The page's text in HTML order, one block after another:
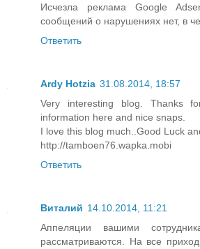
Исчезла реклама Google
сообщений о нарушениях нет, в
Ответить
Ardy Hotzia 31.08.2014, 18:57
Very interesting blog. Thanks
information here and nice snaps.
I love this blog much..Good Luck
http://tamboen76.wapka.mobi
Ответить
Виталий 14.10.2014, 11:21
Аппеляции вашими
рассматриваются. На все